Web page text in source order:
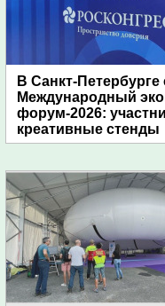
В Санкт-Петербурге
Международный
форум-2026:
креативные стенды